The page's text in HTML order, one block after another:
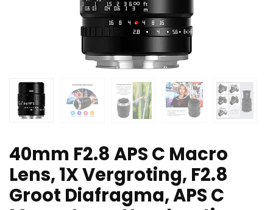
40mm F2.8 APS C Macro
Lens, 1X Vergroting, F2.8
Groot Diafragma, APS C